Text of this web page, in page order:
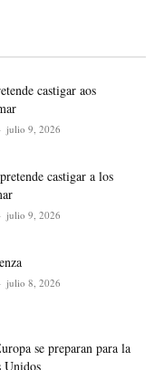
castigar aos
- julio 9, 2026
castigar a los
- julio 9, 2026
- julio 8, 2026
se preparan para la
Unidos